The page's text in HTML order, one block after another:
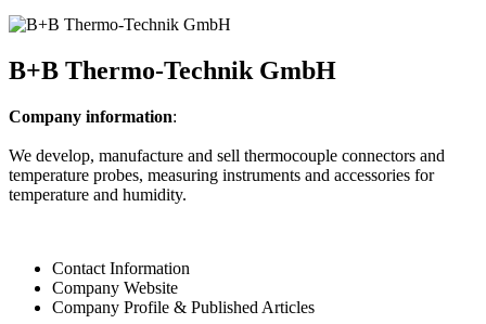
B+B Thermo-Technik GmbH
Company information:
We develop, manufacture and sell thermocouple connectors and
temperature probes, measuring instruments and accessories for
temperature and humidity.
Contact Information
Company Website
Company Profile & Published Articles